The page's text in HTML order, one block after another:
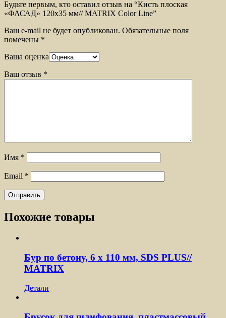
Будьте первым, кто оставил отзыв на “Кисть плоская
«ФАСАД» 120х35 мм// MATRIX Color Line”
Ваш e-mail не будет опубликован. Обязательные поля
помечены *
Ваша оценка
Ваш отзыв *
Имя *
Email *
Похожие товары
Бур по бетону, 6 x 110 мм, SDS PLUS//
MATRIX
Детали